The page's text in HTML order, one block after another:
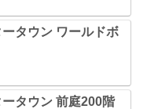
タウン ワールドボ
タウン 前庭200階